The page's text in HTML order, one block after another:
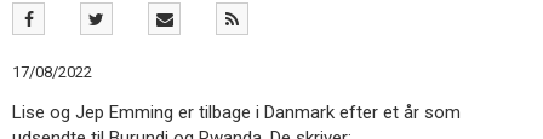
forsiden
2.0:
Nyheder
3.0:
Kalender
4.0:
Inspiration
17/08/2022
Lise og Jep Emming er tilbage i Danmark efter et år som